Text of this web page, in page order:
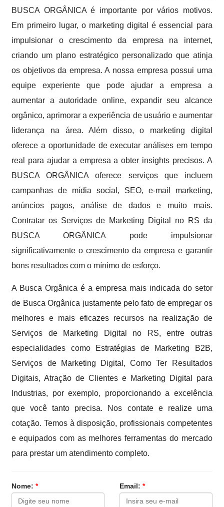
BUSCA ORGÂNICA é importante por vários motivos.
Em primeiro lugar, o marketing digital é essencial para
impulsionar o crescimento da empresa na internet,
criando um plano estratégico personalizado que atinja
os objetivos da empresa. A nossa empresa possui uma
equipe experiente que pode ajudar a empresa a
aumentar a autoridade online, expandir seu alcance
orgânico, aprimorar a experiência de usuário e aumentar
liderança na área. Além disso, o marketing digital
oferece a oportunidade de executar análises em tempo
real para ajudar a empresa a obter insights precisos. A
BUSCA ORGÂNICA oferece serviços que incluem
campanhas de mídia social, SEO, e-mail marketing,
anúncios pagos, análise de dados e muito mais.
Contratar os Serviços de Marketing Digital no RS da
BUSCA ORGÂNICA pode impulsionar
significativamente o crescimento da empresa e garantir
bons resultados com o mínimo de esforço.
A Busca Orgânica é a empresa mais indicada do setor
de Busca Orgânica justamente pelo fato de empregar os
melhores e mais eficazes recursos na realização de
Serviços de Marketing Digital no RS, entre outras
especialidades como Estratégias de Marketing B2B,
Serviços de Marketing Digital, Como Ter Resultados
Digitais, Atração de Clientes e Marketing Digital para
Industrias, por exemplo, proporcionando a excelência
que você tanto precisa. Nos contate e realize uma
cotação. Temos à disposição, profissionais competentes
e equipados com as melhores ferramentas do mercado
para prestar um atendimento completo.
Nome:* Email: *